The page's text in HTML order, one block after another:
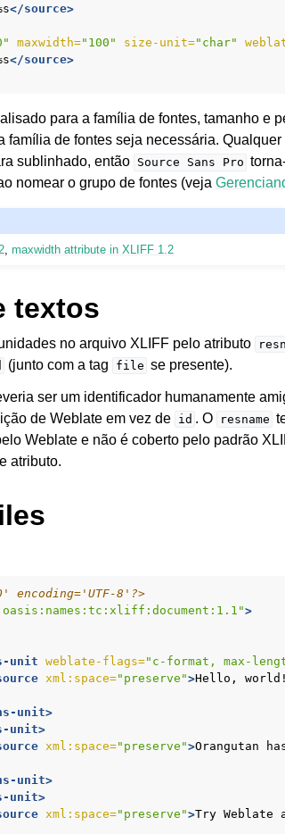
</source>
maxwidth="100" size-unit="char"
</source>
para a família de fontes, tamanho e
família de fontes seja necessária.
sublinhado, então
Source Sans Pro
nomear o grupo de fontes (veja
,maxwidth attribute in XLIFF 1.2
textos
no arquivo XLIFF pelo atributo
(junto com a tag file se presente).
ser um identificador humanamente
de Weblate em vez de id . O resname
Weblate e não é coberto pelo padrão
atributo.
encoding='UTF-8'?>
>
unit
weblate-flags="c-format, max-
xml:space="preserve">Hello,
unit>
unit>
xml:space="preserve">Orangutan
unit>
unit>
xml:space="preserve">Try Weblate